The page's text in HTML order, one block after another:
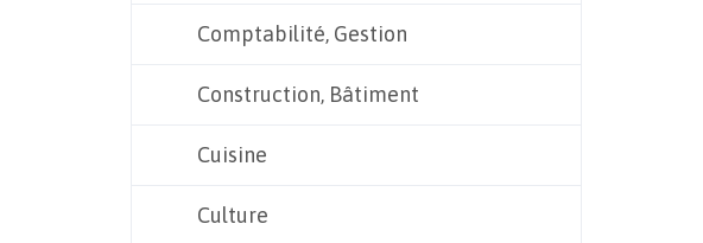
Comptabilité, Gestion
Construction, Bâtiment
Cuisine
Culture